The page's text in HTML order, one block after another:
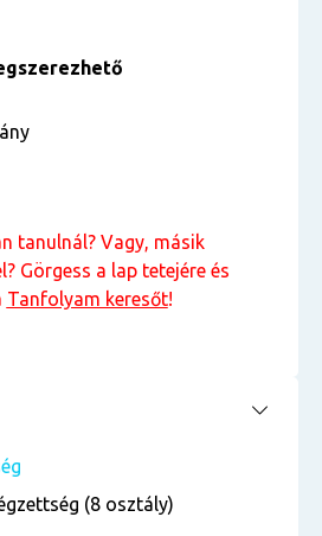
tanulnál? Vagy, másik
Görgess a lap tetejére és
Tanfolyam keresőt!
(8 osztály)